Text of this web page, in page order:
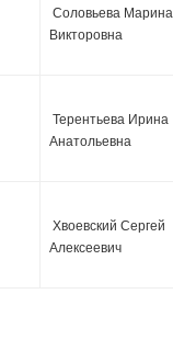
Соловьева Марина
Викторовна
Терентьева Ирина
Анатольевна
Хвоевский Сергей
Алексеевич